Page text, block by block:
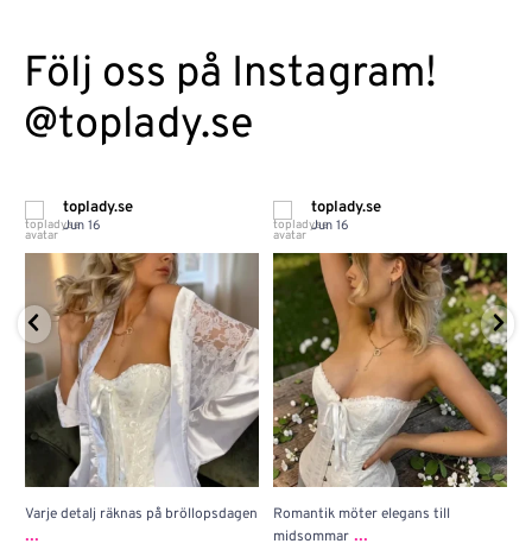
Följ oss på Instagram!
@toplady.se
toplady.se
Jun 16
Varje detalj räknas på bröllopsdagen
...
toplady.se
Jun 16
Romantik möter elegans till
midsommar ...